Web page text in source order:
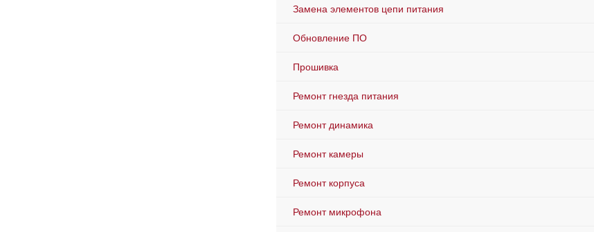
Замена элементов цепи питания
Обновление ПО
Прошивка
Ремонт гнезда питания
Ремонт динамика
Ремонт камеры
Ремонт корпуса
Ремонт микрофона